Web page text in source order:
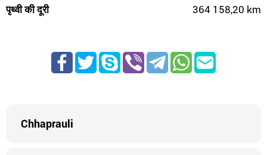
पृथ्वी की दूरी
364 158,20 km
Chhaprauli